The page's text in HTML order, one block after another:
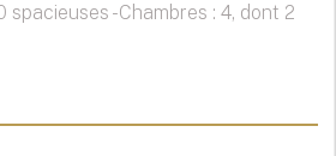
spacieuses -Chambres : 4, dont 2